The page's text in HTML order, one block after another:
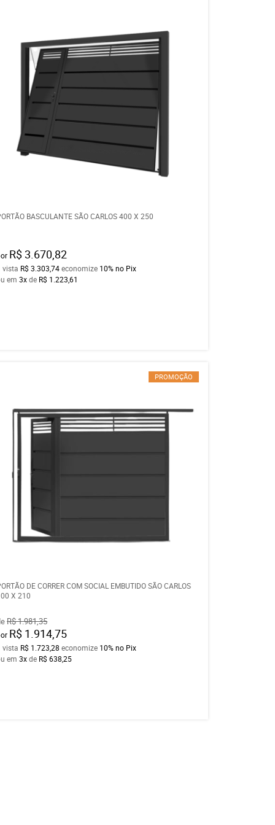
BASCULANTE SÃO CARLOS 400 X 250
R$ 3.670,82
vista R$ 3.303,74economize 10%no Pix
em3xde R$ 1.223,61
PROMOÇÃO
DE CORRER COM SOCIAL EMBUTIDO SÃO CARLOS
X 210
R$ 1.981,35
R$ 1.914,75
vista R$ 1.723,28 economize 10%no Pix
em3xde R$ 638,25